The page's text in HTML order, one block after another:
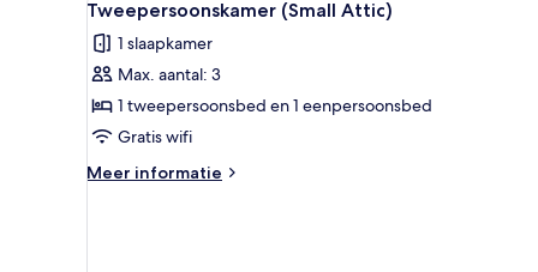
foto's
voor
Tweepersoonskamer
(Small
Attic)
laden
4
Tweepersoonskamer (Small Attic)
1 slaapkamer
Max. aantal: 3
1 tweepersoonsbed en 1 eenpersoonsbed
Gratis wifi
Meer informatie
Meer